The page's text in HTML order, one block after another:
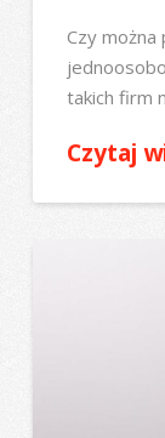
Czy można
takich firm
Czytaj